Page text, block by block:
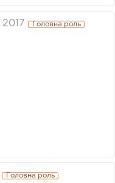
2017 Головна роль
Головна роль